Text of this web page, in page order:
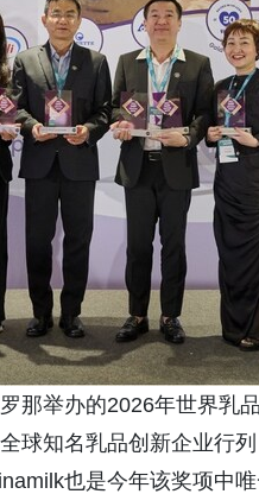
那举办的2026年世界乳
球知名乳品创新企业行
也是今年该奖项中